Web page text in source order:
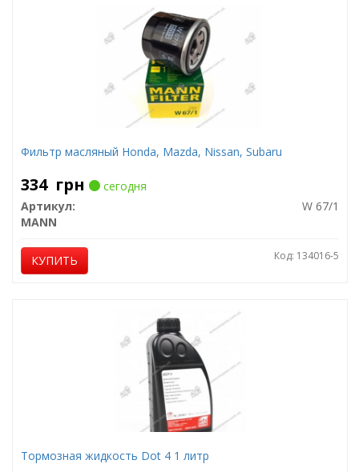
Фильтр масляный Honda, Mazda, Nissan, Subaru
334 грн
сегодня
Артикул:
W 67/1
MANN
КУПИТЬ Код: 134016-5
Тормозная жидкость Dot 4 1 литр